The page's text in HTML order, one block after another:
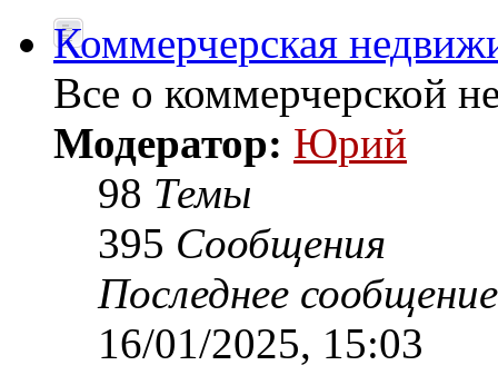
Коммерчерская
Все о коммерчерской
Модератор: Юрий
98 Темы
395 Сообщения
Последнее сообщение
16/01/2025, 15:03